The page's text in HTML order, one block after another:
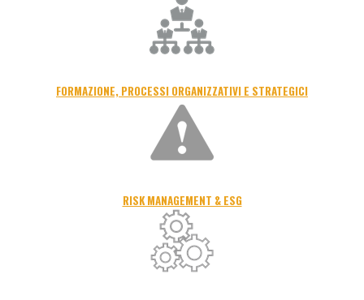
FORMAZIONE, PROCESSI ORGANIZZATIVI E STRATEGICI
RISK MANAGEMENT & ESG